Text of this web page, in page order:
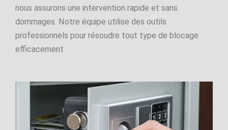
nous assurons une intervention rapide et sans
dommages. Notre équipe utilise des outils
professionnels pour résoudre tout type de blocage
efficacement